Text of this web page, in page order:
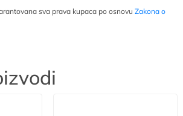
sva prava kupaca po osnovu Zakona o